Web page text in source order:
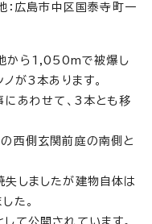
広島市中区国泰寺町一
から1,050mで被爆し
ノが3本あります。
あわせて、3本とも移
西側玄関前庭の南側と
失しましたが建物自体は
た。
て公開されています。